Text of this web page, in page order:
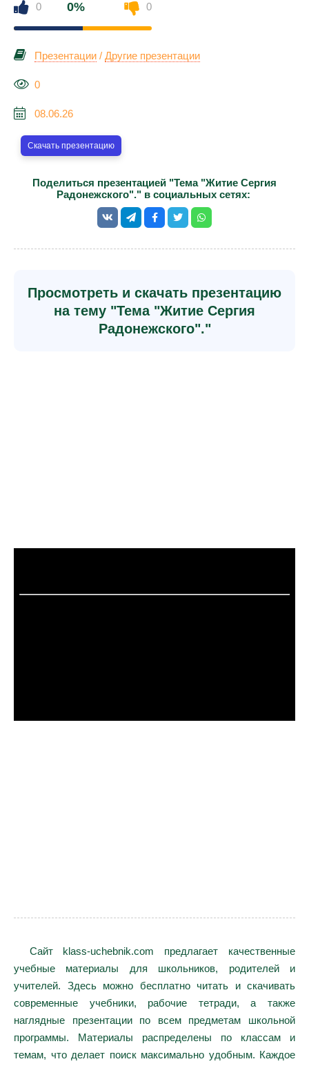
0 0% 0
Презентации / Другие презентации
0
08.06.26
Скачать презентацию
Поделиться презентацией "Тема "Житие Сергия
Радонежского"." в социальных сетях:
Просмотреть и скачать презентацию
на тему "Тема "Житие Сергия
Радонежского"."
Сайт klass-uchebnik.com предлагает качественные
учебные материалы для школьников, родителей и
учителей. Здесь можно бесплатно читать и скачивать
современные учебники, рабочие тетради, а также
наглядные презентации по всем предметам школьной
программы. Материалы распределены по классам и
темам, что делает поиск максимально удобным. Каждое